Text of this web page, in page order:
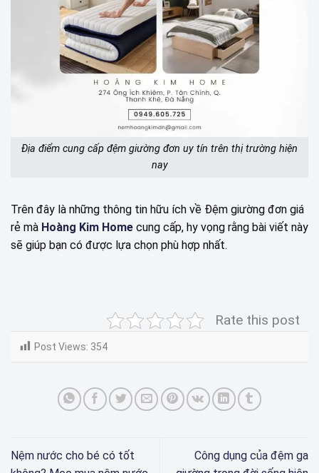
Địa điểm cung cấp đệm giường đơn uy tín trên thị trường hiện
nay
Trên đây là những thông tin hữu ích về Đệm giường đơn giá
rẻ mà Hoàng Kim Home cung cấp, hy vọng rằng bài viết này
sẽ giúp bạn có được lựa chọn phù hợp nhất.
Rate this post
Post Views: 354
Nệm nước cho bé có tốt
Công dụng của đệm ga